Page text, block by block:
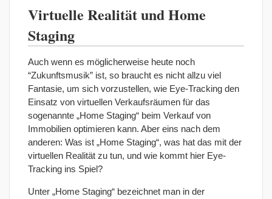
Virtuelle Realität und Home
Staging
Auch wenn es möglicherweise heute noch
“Zukunftsmusik” ist, so braucht es nicht allzu viel
Fantasie, um sich vorzustellen, wie Eye-Tracking den
Einsatz von virtuellen Verkaufsräumen für das
sogenannte „Home Staging“ beim Verkauf von
Immobilien optimieren kann. Aber eins nach dem
anderen: Was ist „Home Staging“, was hat das mit der
virtuellen Realität zu tun, und wie kommt hier Eye-
Tracking ins Spiel?
Unter „Home Staging“ bezeichnet man in der